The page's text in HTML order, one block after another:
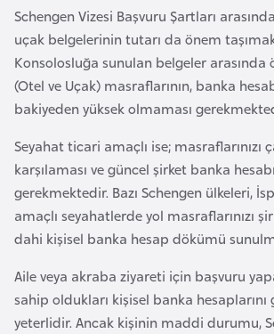
Schengen Vizesi Başvuru Şartları
uçak belgelerinin tutarı da önem
Konsolosluğa sunulan belgeler arasında
(Otel ve Uçak) masraflarının, banka
bakiyeden yüksek olmaması
Seyahat ticari amaçlı ise; masraflarınızı
karşılaması ve güncel şirket banka
gerekmektedir. Bazı Schengen ülkeleri,
amaçlı seyahatlerde yol masraflarınızı
dahi kişisel banka hesap dökümü
Aile veya akraba ziyareti için başvuru
sahip oldukları kişisel banka
yeterlidir. Ancak kişinin maddi durumu,
l
a
r
u
s
B
e
ç
k
a